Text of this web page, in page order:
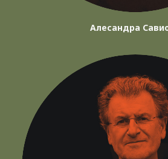
Алесандра